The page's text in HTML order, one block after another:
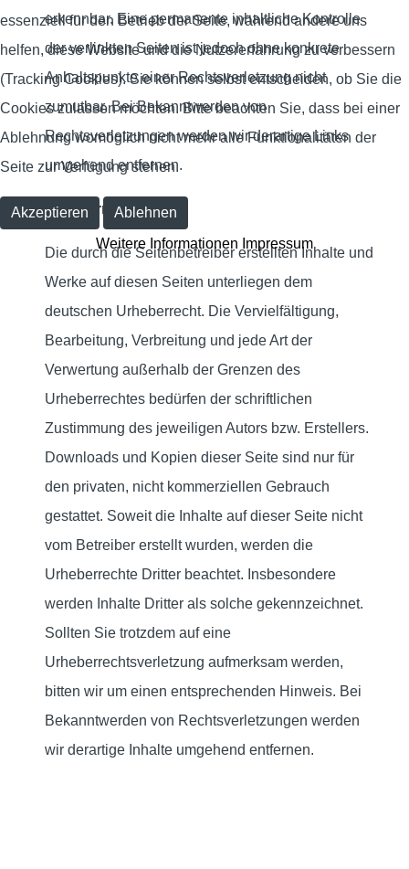
erkennbar. Eine permanente inhaltliche Kontrolle
der verlinkten Seiten ist jedoch ohne konkrete
Anhaltspunkte einer Rechtsverletzung nicht
zumutbar. Bei Bekanntwerden von
Rechtsverletzungen werden wir derartige Links
umgehend entfernen.
Urheberrecht
Die durch die Seitenbetreiber erstellten Inhalte und
Werke auf diesen Seiten unterliegen dem
deutschen Urheberrecht. Die Vervielfältigung,
Bearbeitung, Verbreitung und jede Art der
Verwertung außerhalb der Grenzen des
Urheberrechtes bedürfen der schriftlichen
Zustimmung des jeweiligen Autors bzw. Erstellers.
Downloads und Kopien dieser Seite sind nur für
den privaten, nicht kommerziellen Gebrauch
gestattet. Soweit die Inhalte auf dieser Seite nicht
vom Betreiber erstellt wurden, werden die
Urheberrechte Dritter beachtet. Insbesondere
werden Inhalte Dritter als solche gekennzeichnet.
Sollten Sie trotzdem auf eine
Urheberrechtsverletzung aufmerksam werden,
bitten wir um einen entsprechenden Hinweis. Bei
Bekanntwerden von Rechtsverletzungen werden
wir derartige Inhalte umgehend entfernen.
essenziell für den Betrieb der Seite, während andere uns
helfen, diese Website und die Nutzererfahrung zu verbessern
(Tracking Cookies). Sie können selbst entscheiden, ob Sie die
Cookies zulassen möchten. Bitte beachten Sie, dass bei einer
Ablehnung womöglich nicht mehr alle Funktionalitäten der
Seite zur Verfügung stehen.
Akzeptieren
Ablehnen
Weitere Informationen Impressum